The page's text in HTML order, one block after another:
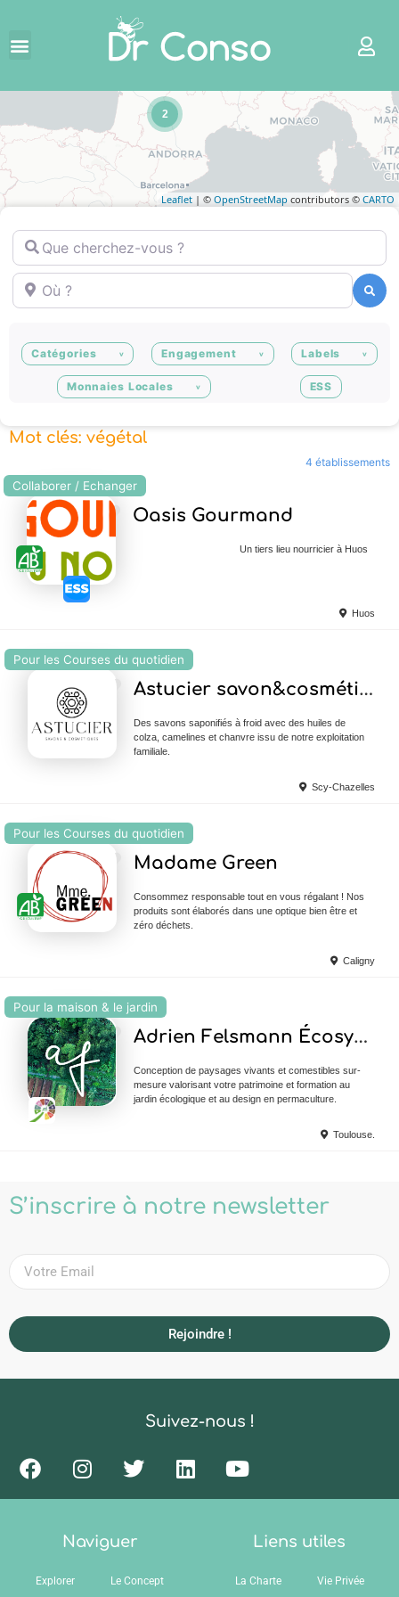
2
Leaflet | © OpenStreetMap contributors © CARTO
Que cherchez-vous ?
Où ?
Catégories Engagement Labels
Monnaies Locales ESS
Mot clés: végétal
4 établissements
Collaborer / Echanger
Oasis Gourmand
Un tiers lieu nourricier à Huos
Huos
Pour les Courses du quotidien
Astucier savon&cosmétique
Des savons saponifiés à froid avec des huiles de
colza, camelines et chanvre issu de notre exploitation
familiale.
Scy-Chazelles
Pour les Courses du quotidien
Madame Green
Consommez responsable tout en vous régalant ! Nos
produits sont élaborés dans une optique bien être et
zéro déchets.
Caligny
Pour la maison & le jardin
Adrien Felsmann Écosystèmes Paysagiste
Conception de paysages vivants et comestibles sur-
mesure valorisant votre patrimoine et formation au
jardin écologique et au design en permaculture.
Toulouse.
S’inscrire à notre newsletter
Rejoindre !
Suivez-nous !
Naviguer
Explorer Le Concept
Liens utiles
La Charte Vie Privée